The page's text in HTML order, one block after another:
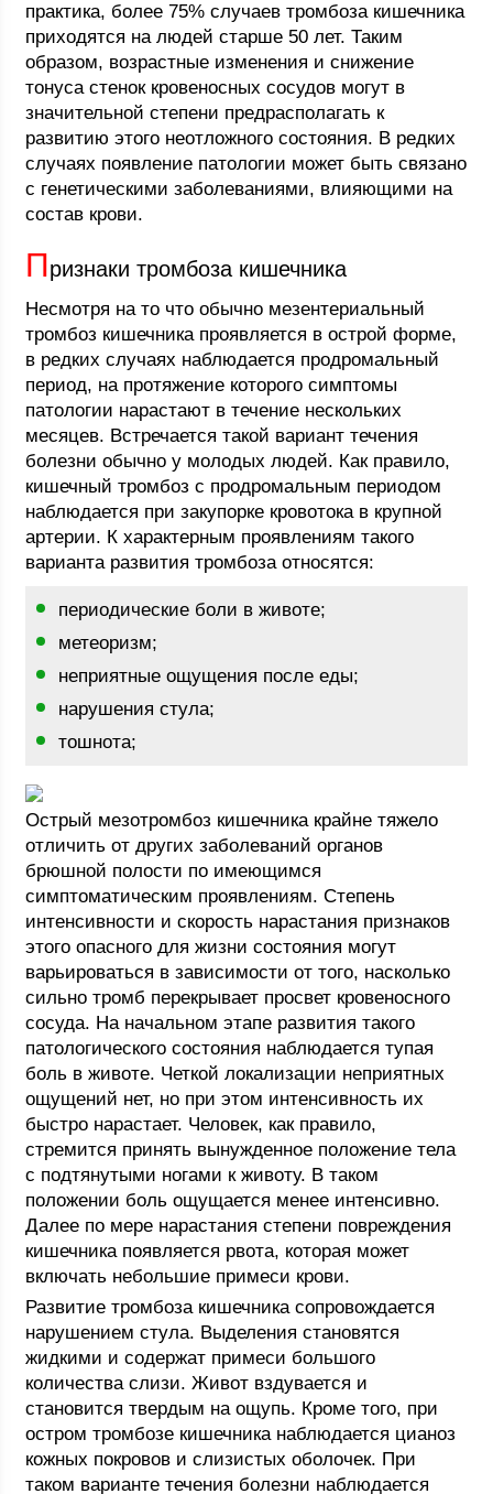
практика, более 75% случаев тромбоза кишечника
приходятся на людей старше 50 лет. Таким
образом, возрастные изменения и снижение
тонуса стенок кровеносных сосудов могут в
значительной степени предрасполагать к
развитию этого неотложного состояния. В редких
случаях появление патологии может быть связано
с генетическими заболеваниями, влияющими на
состав крови.
Признаки тромбоза кишечника
Несмотря на то что обычно мезентериальный
тромбоз кишечника проявляется в острой форме,
в редких случаях наблюдается продромальный
период, на протяжение которого симптомы
патологии нарастают в течение нескольких
месяцев. Встречается такой вариант течения
болезни обычно у молодых людей. Как правило,
кишечный тромбоз с продромальным периодом
наблюдается при закупорке кровотока в крупной
артерии. К характерным проявлениям такого
варианта развития тромбоза относятся:
периодические боли в животе;
метеоризм;
неприятные ощущения после еды;
нарушения стула;
тошнота;
Острый мезотромбоз кишечника крайне тяжело
отличить от других заболеваний органов
брюшной полости по имеющимся
симптоматическим проявлениям. Степень
интенсивности и скорость нарастания признаков
этого опасного для жизни состояния могут
варьироваться в зависимости от того, насколько
сильно тромб перекрывает просвет кровеносного
сосуда. На начальном этапе развития такого
патологического состояния наблюдается тупая
боль в животе. Четкой локализации неприятных
ощущений нет, но при этом интенсивность их
быстро нарастает. Человек, как правило,
стремится принять вынужденное положение тела
с подтянутыми ногами к животу. В таком
положении боль ощущается менее интенсивно.
Далее по мере нарастания степени повреждения
кишечника появляется рвота, которая может
включать небольшие примеси крови.
Развитие тромбоза кишечника сопровождается
нарушением стула. Выделения становятся
жидкими и содержат примеси большого
количества слизи. Живот вздувается и
становится твердым на ощупь. Кроме того, при
остром тромбозе кишечника наблюдается цианоз
кожных покровов и слизистых оболочек. При
таком варианте течения болезни наблюдается